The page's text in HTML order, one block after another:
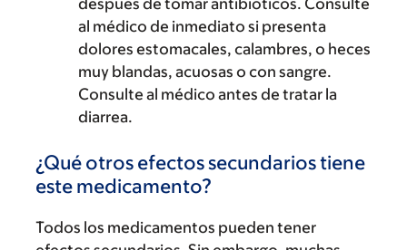
después de tomar antibióticos. Consulte
al médico de inmediato si presenta
dolores estomacales, calambres, o heces
muy blandas, acuosas o con sangre.
Consulte al médico antes de tratar la
diarrea.
¿Qué otros efectos secundarios tiene
este medicamento?
Todos los medicamentos pueden tener